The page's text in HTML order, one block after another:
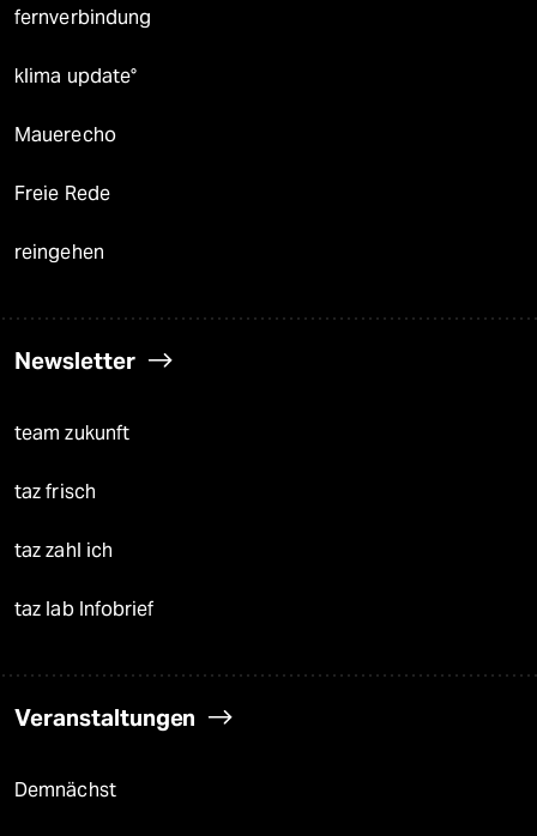
fernverbindung
klima update°
Mauerecho
Freie Rede
reingehen
Newsletter
team zukunft
taz frisch
taz zahl ich
taz lab Infobrief
Veranstaltungen
Demnächst